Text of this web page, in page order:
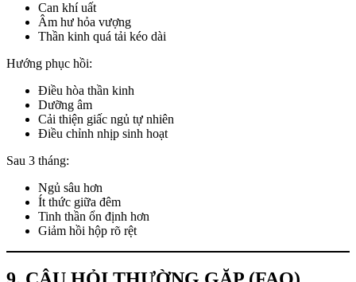
Can khí uất
Âm hư hỏa vượng
Thần kinh quá tải kéo dài
Hướng phục hồi:
Điều hòa thần kinh
Dưỡng âm
Cải thiện giấc ngủ tự nhiên
Điều chỉnh nhịp sinh hoạt
Sau 3 tháng:
Ngủ sâu hơn
Ít thức giữa đêm
Tinh thần ổn định hơn
Giảm hồi hộp rõ rệt